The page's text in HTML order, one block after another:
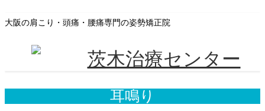
ン
ビ
動
大阪の肩こり・頭痛・腰痛専門の姿勢矯正院
耳鳴り